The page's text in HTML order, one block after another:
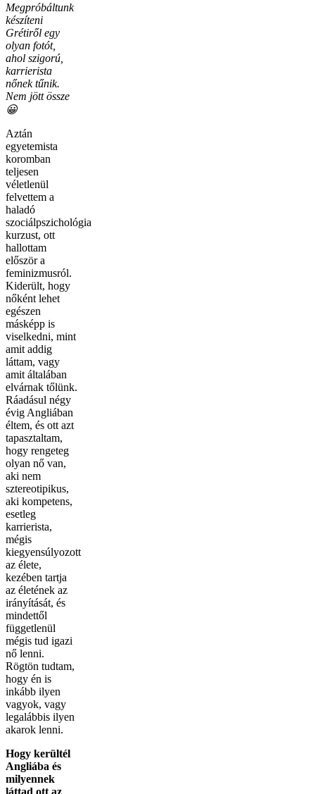
Megpróbáltunk
készíteni
Grétiről egy
olyan fotót,
ahol szigorú,
karrierista
nőnek tűnik.
Nem jött össze
😀
Aztán
egyetemista
koromban
teljesen
véletlenül
felvettem a
haladó
szociálpszichológia
kurzust, ott
hallottam
először a
feminizmusról.
Kiderült, hogy
nőként lehet
egészen
másképp is
viselkedni, mint
amit addig
láttam, vagy
amit általában
elvárnak tőlünk.
Ráadásul négy
évig Angliában
éltem, és ott azt
tapasztaltam,
hogy rengeteg
olyan nő van,
aki nem
sztereotipikus,
aki kompetens,
esetleg
karrierista,
mégis
kiegyensúlyozott
az élete,
kezében tartja
az életének az
irányítását, és
mindettől
függetlenül
mégis tud igazi
nő lenni.
Rögtön tudtam,
hogy én is
inkább ilyen
vagyok, vagy
legalábbis ilyen
akarok lenni.
Hogy kerültél
Angliába és
milyennek
láttad ott az